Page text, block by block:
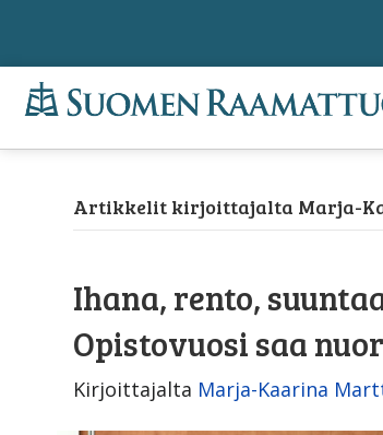
Artikkelit kirjoittajalta Marja-
Ihana, rento,
Opistovuosi saa
Kirjoittajalta Marja-Kaarina